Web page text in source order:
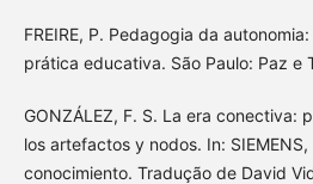
FREIRE, P. Pedagogia da
prática educativa. São Paulo: Paz e
GONZÁLEZ, F. S. La era conectiva:
los artefactos y nodos. In:
conocimiento. Tradução de David